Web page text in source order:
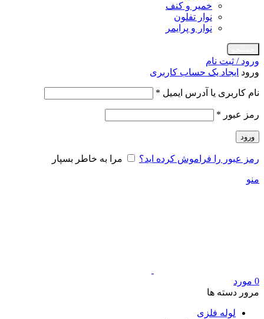
خمیر و کنف
نوار تفلون
نوار و پرایمر
ورود / ثبت نام
ورود ایجاد یک حساب کاربری
نام کاربری یا آدرس ایمیل *
رمز عبور *
ورود
رمز عبور را فراموش کرده اید؟ مرا به خاطر بسپار
منو
0 مورد
مرور دسته ها
لوله فلزی